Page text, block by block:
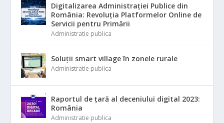
Digitalizarea Administrației Publice din
România: Revoluția Platformelor Online de
Servicii pentru Primării
Administratie publica
Soluții smart village în zonele rurale
Administratie publica
Raportul de țară al deceniului digital 2023:
România
Administratie publica